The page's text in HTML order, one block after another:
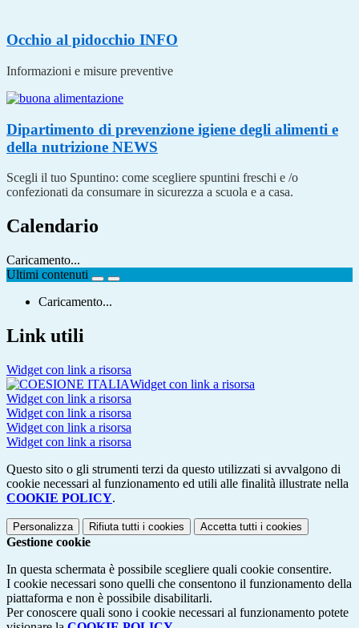
Occhio al pidocchio INFO
Informazioni e misure preventive
Dipartimento di prevenzione igiene degli alimenti e
della nutrizione NEWS
Scegli il tuo Spuntino: come scegliere spuntini freschi e /o
confezionati da consumare in sicurezza a scuola e a casa.
Calendario
Caricamento...
Ultimi contenuti
Caricamento...
Link utili
Widget con link a risorsa
Widget con link a risorsa
Widget con link a risorsa
Widget con link a risorsa
Widget con link a risorsa
Widget con link a risorsa
Questo sito o gli strumenti terzi da questo utilizzati si avvalgono di
cookie necessari al funzionamento ed utili alle finalità illustrate nella
COOKIE POLICY.
Personalizza Rifiuta tutti i cookies Accetta tutti i cookies
Gestione cookie
In questa schermata è possibile scegliere quali cookie consentire.
I cookie necessari sono quelli che consentono il funzionamento della
piattaforma e non è possibile disabilitarli.
Per conoscere quali sono i cookie necessari al funzionamento potete